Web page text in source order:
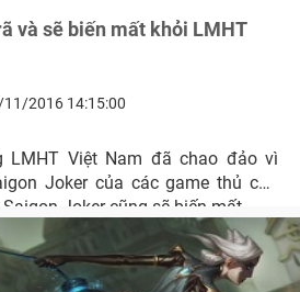
và sẽ biến mất khỏi LMHT
2016 14:15:00
LMHT Việt Nam đã chao đảo vì
Joker của các game thủ của
Joker cũng sẽ biến mất...